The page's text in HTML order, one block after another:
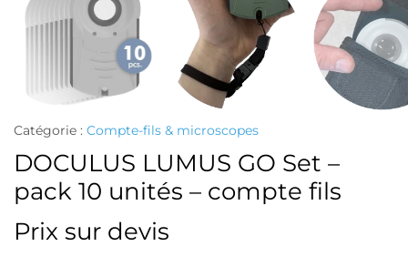
Catégorie : Compte-fils & microscopes
DOCULUS LUMUS GO Set –
pack 10 unités – compte fils
Prix sur devis